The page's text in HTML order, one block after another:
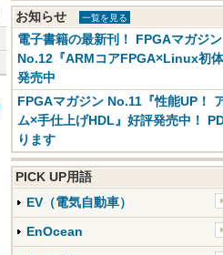
お知らせ 一覧を見る
電子書籍の最新刊！ FPGAマガジン
No.12『ARMコアFPGA×Linux初
発売中
FPGAマガジン No.11『性能UP！
ム×手仕上げHDL』好評発売中！
ります
PICK UP用語
EV（電気自動車）
EnOcean